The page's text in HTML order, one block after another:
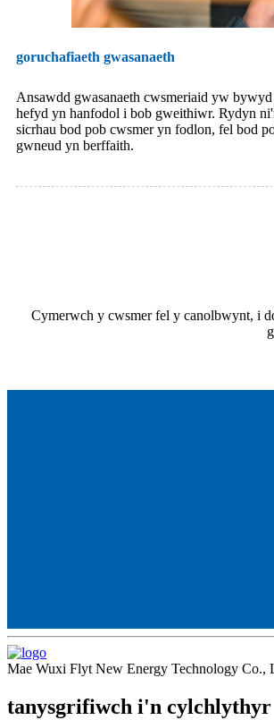
goruchafiaeth gwasanaeth
Ansawdd gwasanaeth cwsmeriaid yw
hefyd yn hanfodol i bob gweithiwr. Rydyn
sicrhau bod pob cwsmer yn fodlon, fel bod
gwneud yn berffaith.
Cymerwch y cwsmer fel y canolbwynt, i
Mae Wuxi Flyt New Energy Technology Co.,
tanysgrifiwch i'n cylchlythyr